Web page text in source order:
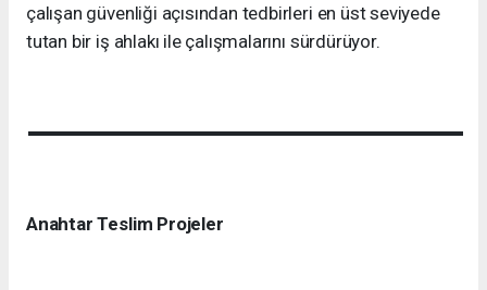
çalışan güvenliği açısından tedbirleri en üst seviyede
tutan bir iş ahlakı ile çalışmalarını sürdürüyor.
Anahtar Teslim Projeler